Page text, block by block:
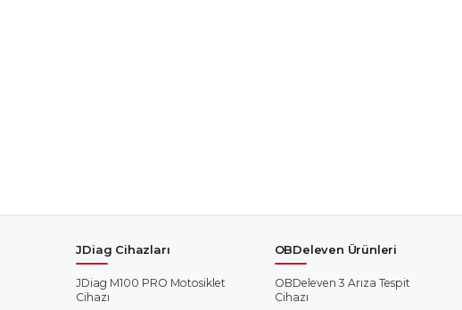
JDiag Cihazları
JDiag M100 PRO Motosiklet
Cihazı
OBDeleven Ürünleri
OBDeleven 3 Arıza Tespit
Cihazı